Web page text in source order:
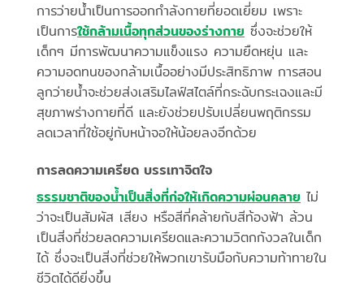
การว่ายน้ำเป็นการออกกำลังกายที่ยอดเยี่ยม เพราะ
เป็นการใช้กล้ามเนื้อทุกส่วนของร่างกาย ซึ่งจะช่วยให้
เด็กๆ มีการพัฒนาความแข็งแรง ความยืดหยุ่น และ
ความอดทนของกล้ามเนื้ออย่างมีประสิทธิภาพ การสอน
ลูกว่ายน้ำจะช่วยส่งเสริมไลฟ์สไตล์ที่กระฉับกระเฉงและมี
สุขภาพร่างกายที่ดี และยังช่วยปรับเปลี่ยนพฤติกรรม
ลดเวลาที่ใช้อยู่กับหน้าจอให้น้อยลงอีกด้วย
การลดความเครียด บรรเทาจิตใจ
ธรรมชาติของน้ำเป็นสิ่งที่ก่อให้เกิดความผ่อนคลาย ไม่
ว่าจะเป็นสัมผัส เสียง หรือสีที่คล้ายกับสีท้องฟ้า ล้วน
เป็นสิ่งที่ช่วยลดความเครียดและความวิตกกังวลในเด็ก
ได้ ซึ่งจะเป็นสิ่งที่ช่วยให้พวกเขารับมือกับความท้าทายใน
ชีวิตได้ดียิ่งขึ้น